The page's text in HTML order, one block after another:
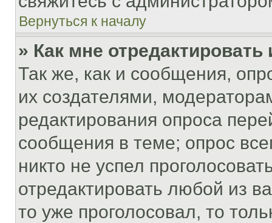
Вернуться к началу
» Как мне
Так же, как и сообщения,
их создателями,
редактирования опроса
сообщения в теме; опрос
никто не успел
отредактировать любой из
то уже проголосовал, то